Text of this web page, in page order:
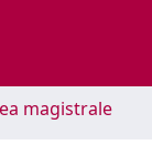
magistrale